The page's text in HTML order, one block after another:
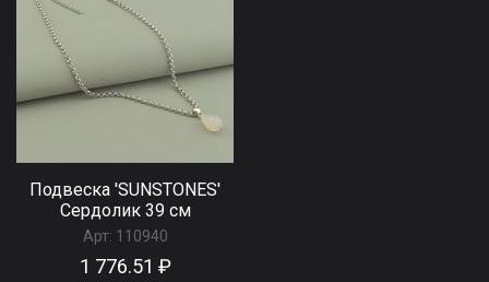
Подвеска 'SUNSTONES'
Сердолик 39 см
Арт: 110940
1 776.51 ₽